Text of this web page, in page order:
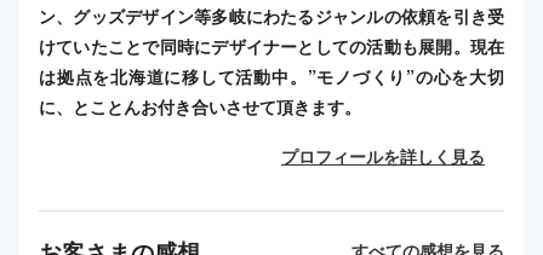
ン、グッズデザイン等多岐にわたるジャンルの依頼を引き受
けていたことで同時にデザイナーとしての活動も展開。現在
は拠点を北海道に移して活動中。”モノづくり”の心を大切
に、とことんお付き合いさせて頂きます。
プロフィールを詳しく見る
すべての感想を見る